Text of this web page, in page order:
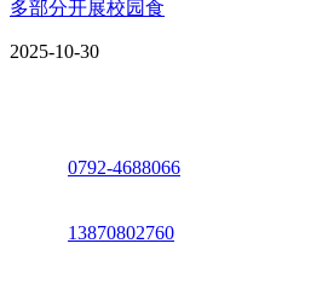
多部分开展校园食
2025-10-30
0792-4688066
13870802760